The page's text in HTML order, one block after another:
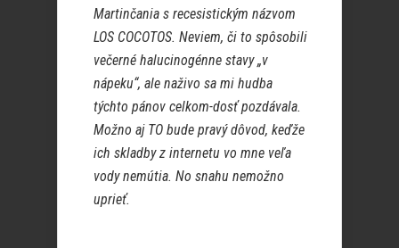
Martinčania s recesistickým názvom
LOS COCOTOS. Neviem, či to spôsobili
večerné halucinogénne stavy „v
nápeku“, ale naživo sa mi hudba
týchto pánov celkom-dosť pozdávala.
Možno aj TO bude pravý dôvod, keďže
ich skladby z internetu vo mne veľa
vody nemútia. No snahu nemožno
uprieť.